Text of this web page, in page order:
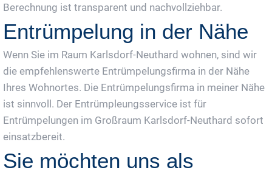
Berechnung ist transparent und nachvollziehbar.
Entrümpelung in der Nähe
Wenn Sie im Raum Karlsdorf-Neuthard wohnen, sind wir
die empfehlenswerte Entrümpelungsfirma in der Nähe
Ihres Wohnortes. Die Entrümpelungsfirma in meiner Nähe
ist sinnvoll. Der Entrümpleungsservice ist für
Entrümpelungen im Großraum Karlsdorf-Neuthard sofort
einsatzbereit.
Sie möchten uns als